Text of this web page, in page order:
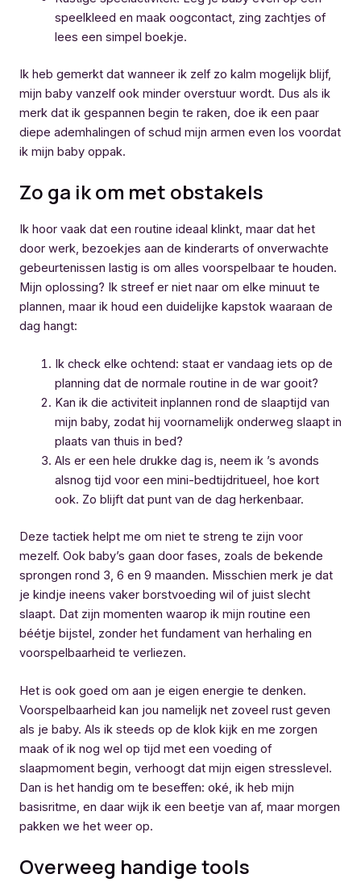
speelkleed en maak oogcontact, zing zachtjes of
lees een simpel boekje.
Ik heb gemerkt dat wanneer ik zelf zo kalm mogelijk blijf,
mijn baby vanzelf ook minder overstuur wordt. Dus als ik
merk dat ik gespannen begin te raken, doe ik een paar
diepe ademhalingen of schud mijn armen even los voordat
ik mijn baby oppak.
Zo ga ik om met obstakels
Ik hoor vaak dat een routine ideaal klinkt, maar dat het
door werk, bezoekjes aan de kinderarts of onverwachte
gebeurtenissen lastig is om alles voorspelbaar te houden.
Mijn oplossing? Ik streef er niet naar om elke minuut te
plannen, maar ik houd een duidelijke kapstok waaraan de
dag hangt:
Ik check elke ochtend: staat er vandaag iets op de
planning dat de normale routine in de war gooit?
Kan ik die activiteit inplannen rond de slaaptijd van
mijn baby, zodat hij voornamelijk onderweg slaapt in
plaats van thuis in bed?
Als er een hele drukke dag is, neem ik ’s avonds
alsnog tijd voor een mini-bedtijdritueel, hoe kort
ook. Zo blijft dat punt van de dag herkenbaar.
Deze tactiek helpt me om niet te streng te zijn voor
mezelf. Ook baby’s gaan door fases, zoals de bekende
sprongen rond 3, 6 en 9 maanden. Misschien merk je dat
je kindje ineens vaker borstvoeding wil of juist slecht
slaapt. Dat zijn momenten waarop ik mijn routine een
béétje bijstel, zonder het fundament van herhaling en
voorspelbaarheid te verliezen.
Het is ook goed om aan je eigen energie te denken.
Voorspelbaarheid kan jou namelijk net zoveel rust geven
als je baby. Als ik steeds op de klok kijk en me zorgen
maak of ik nog wel op tijd met een voeding of
slaapmoment begin, verhoogt dat mijn eigen stresslevel.
Dan is het handig om te beseffen: oké, ik heb mijn
basisritme, en daar wijk ik een beetje van af, maar morgen
pakken we het weer op.
Overweeg handige tools